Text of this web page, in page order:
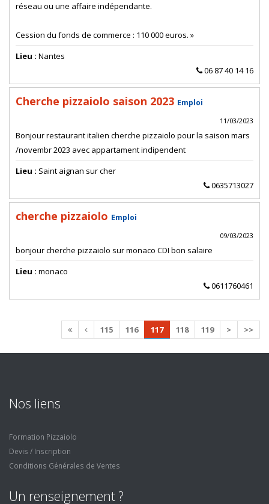
réseau ou une affaire indépendante.
Cession du fonds de commerce : 110 000 euros. »
Lieu : Nantes
06 87 40 14 16
Cherche pizzaiolo saison 2023 Emploi
11/03/2023
Bonjour restaurant italien cherche pizzaiolo pour la saison mars
/novembr 2023 avec appartament indipendent
Lieu : Saint aignan sur cher
0635713027
cherche pizzaiolo Emploi
09/03/2023
bonjour cherche pizzaiolo sur monaco CDI bon salaire
Lieu : monaco
0611760461
115 116 117 118 119 > >>
Nos liens
Formation Pizzaiolo
Devis / Inscription
Conditions Générales de Ventes
Un renseignement ?